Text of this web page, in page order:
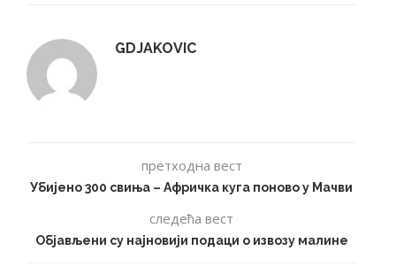
GDJAKOVIC
претходна вест
Убијено 300 свиња – Афричка куга поново у Мачви
следећа вест
Објављени су најновији подаци о извозу малине